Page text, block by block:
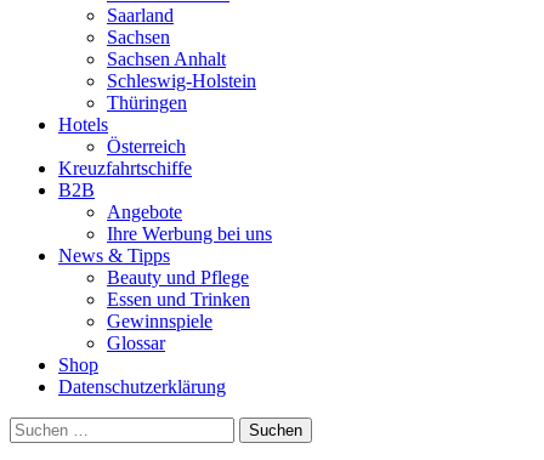
Saarland
Sachsen
Sachsen Anhalt
Schleswig-Holstein
Thüringen
Hotels
Österreich
Kreuzfahrtschiffe
B2B
Angebote
Ihre Werbung bei uns
News & Tipps
Beauty und Pflege
Essen und Trinken
Gewinnspiele
Glossar
Shop
Datenschutzerklärung
Suchen
nach: